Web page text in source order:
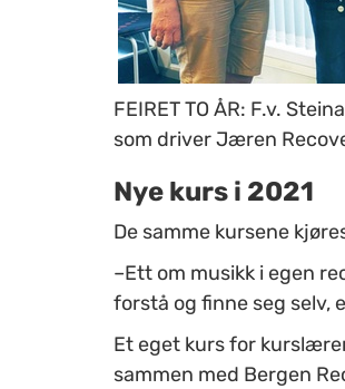
FEIRET TO ÅR: F.v.
som driver Jæren
Nye kurs i 2021
De samme kursene
–Ett om musikk i egen
forstå og finne seg selv,
Et eget kurs for
sammen med Bergen